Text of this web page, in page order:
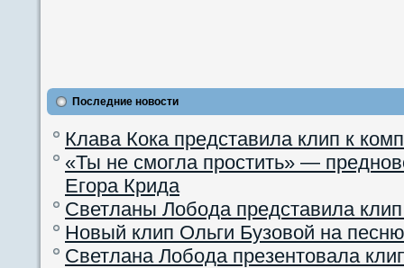
Последние новости
Клава Кока представила клип к
«Ты не смогла простить» —
Егора Крида
Светланы Лобода представила
Новый клип Ольги Бузовой на
Светлана Лобода презентовала